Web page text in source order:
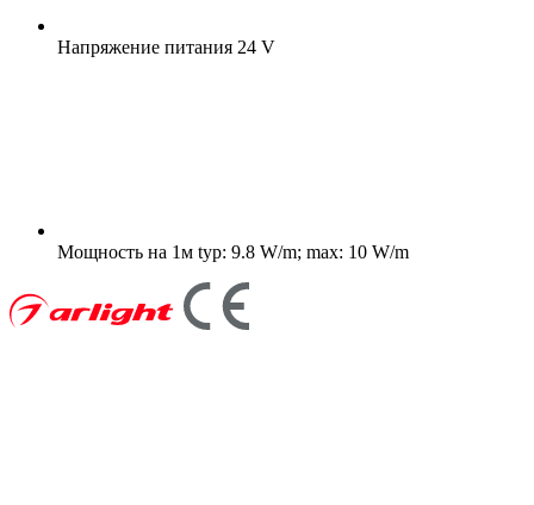
Напряжение питания 24 V
Мощность на 1м typ: 9.8 W/m; max: 10 W/m